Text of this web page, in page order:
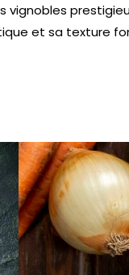
vignobles
et sa texture